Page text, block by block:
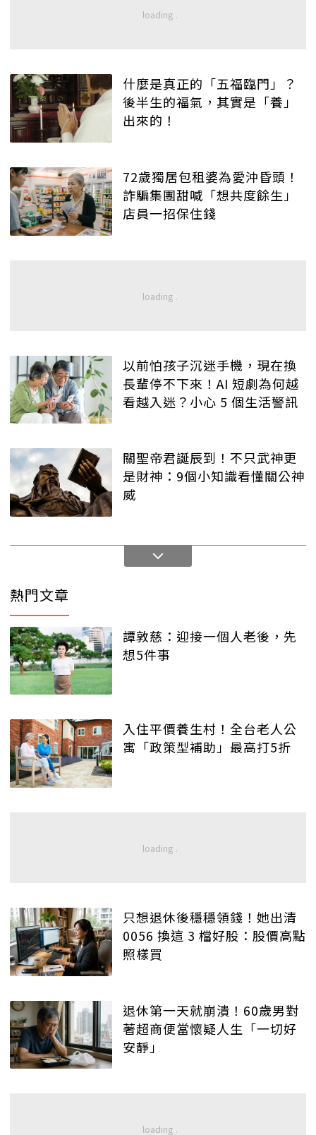
什麼是真正的「五福臨門」？
後半生的福氣，其實是「養」
出來的！
72歲獨居包租婆為愛沖昏頭！
詐騙集團甜喊「想共度餘生」
店員一招保住錢
以前怕孩子沉迷手機，現在換
長輩停不下來！AI 短劇為何越
看越入迷？小心 5 個生活警訊
關聖帝君誕辰到！不只武神更
是財神：9個小知識看懂關公神
威
熱門文章
譚敦慈：迎接一個人老後，先
想5件事
入住平價養生村！全台老人公
寓「政策型補助」最高打5折
只想退休後穩穩領錢！她出清
0056 換這 3 檔好股：股價高點
照樣買
退休第一天就崩潰！60歲男對
著超商便當懷疑人生「一切好
安靜」